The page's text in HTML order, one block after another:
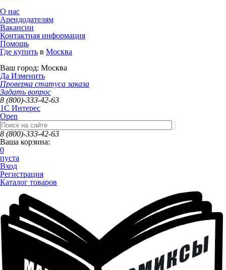
О нас
Арендодателям
Вакансии
Контактная информация
Помощь
Где купить в Москва
Ваш город: Москва
Да Изменить
Проверка статуса заказа
Задать вопрос
8 (800)-333-42-63
1C Интерес
Open
8 (800)-333-42-63
Ваша корзина:
0
пуста
Вход
Регистрация
Каталог товаров